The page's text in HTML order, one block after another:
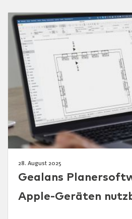
28. August 2025
Gealans
Apple-Geräten